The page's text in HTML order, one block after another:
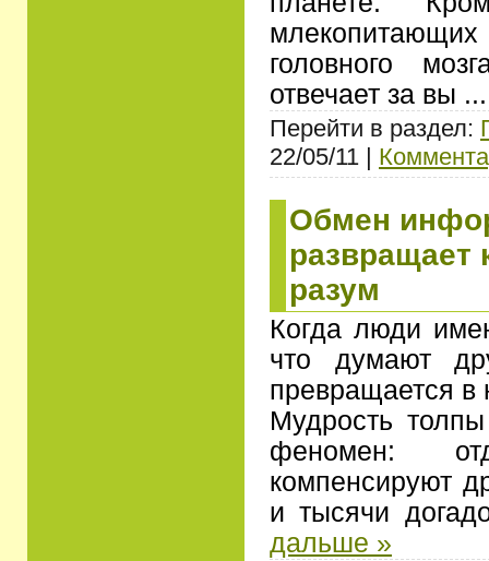
головного
отвечает за вы
Перейти в раздел:
22/05/11 |
Обмен
развращает
разум
Когда люди
что думают
превращается в
Мудрость
феномен:
компенсируют
и тысячи
дальше »